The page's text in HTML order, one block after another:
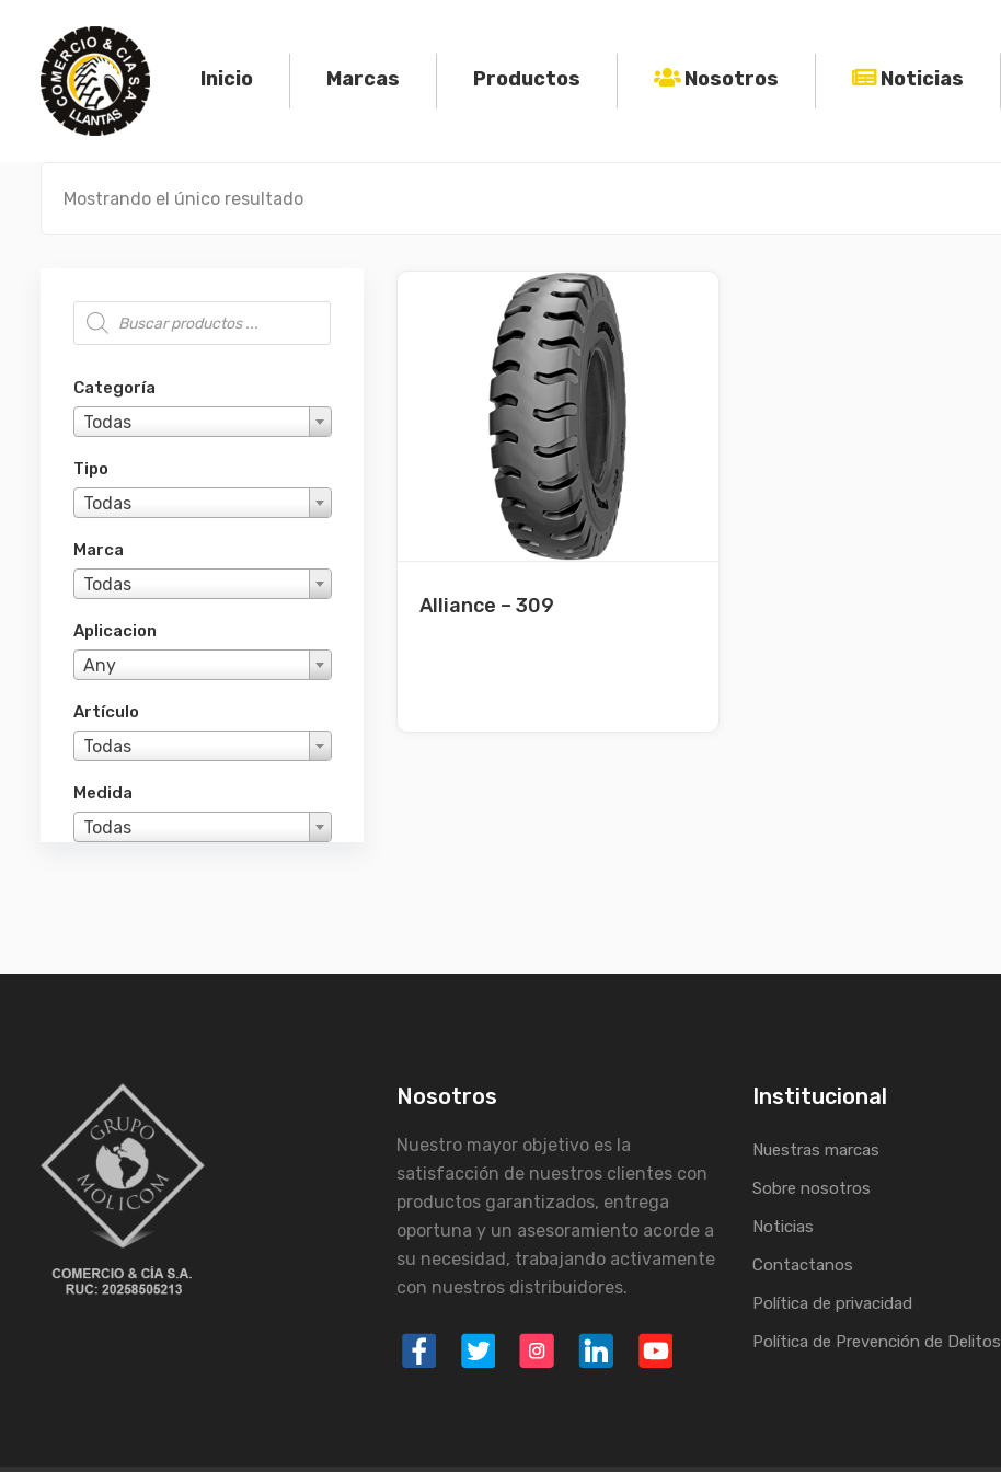
content
Inicio Marcas Productos Nosotros Noticias
Mostrando el único resultado
Búsqueda de productos
Categoría
Todas
Tipo
Todas
Marca
Todas
Aplicacion
Any
Artículo
Todas
Medida
Todas
Alliance – 309
Nosotros
Nuestro mayor objetivo es la
satisfacción de nuestros clientes con
productos garantizados, entrega
oportuna y un asesoramiento acorde a
su necesidad, trabajando activamente
con nuestros distribuidores.
Institucional
Nuestras marcas
Sobre nosotros
Noticias
Contactanos
Política de privacidad
Política de Prevención de Delitos